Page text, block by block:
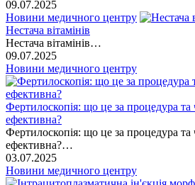
09.07.2025
Новини медичного центру
Нестача вітамінів
Нестача вітамінів…
09.07.2025
Новини медичного центру
Фертилоскопія: що це за процедура та
ефективна?
Фертилоскопія: що це за процедура та
ефективна?…
03.07.2025
Новини медичного центру